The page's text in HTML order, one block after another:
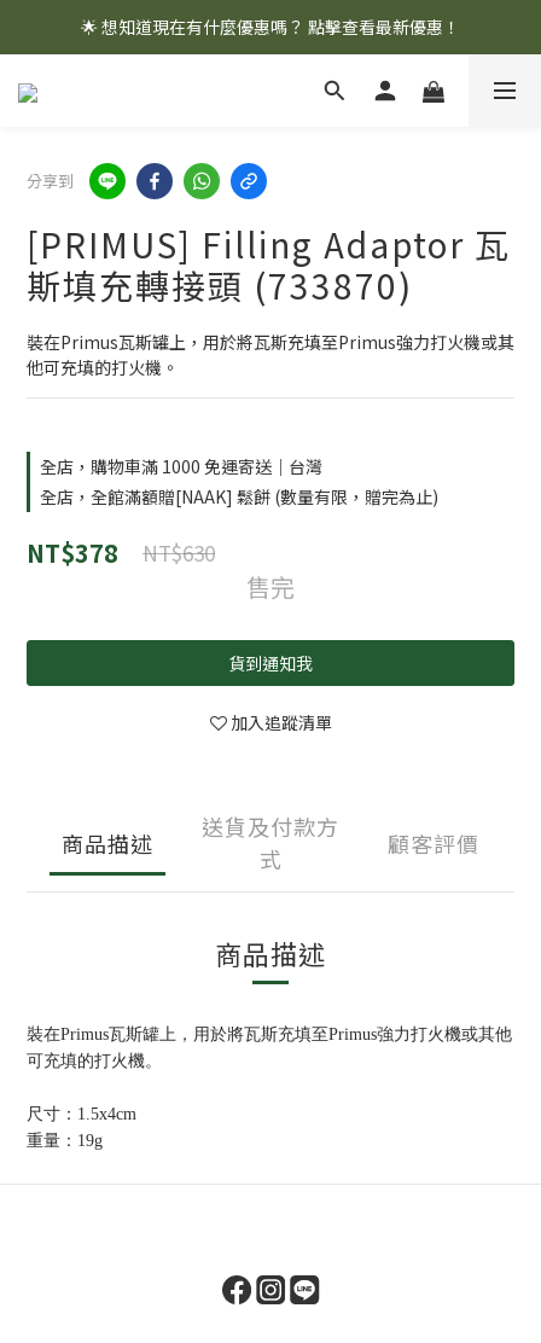
🌟 想知道現在有什麼優惠嗎？ 點擊查看最新優惠！
🌟 想知道現在有什麼優惠嗎？ 點擊查看最新優惠！
全館消費滿 $1,000 即享免運優惠
分享到
[PRIMUS] Filling Adaptor 瓦
斯填充轉接頭 (733870)
裝在Primus瓦斯罐上，用於將瓦斯充填至Primus強力打火機或其
他可充填的打火機。
全店，購物車滿 1000 免運寄送｜台灣
全店，全館滿額贈[NAAK] 鬆餅 (數量有限，贈完為止)
NT$378 NT$630
售完
貨到通知我
加入追蹤清單
商品描述
送貨及付款方
式
顧客評價
商品描述
裝在Primus瓦斯罐上，用於將瓦斯充填至Primus強力打火機或其他
可充填的打火機。
尺寸：1.5x4cm
重量：19g